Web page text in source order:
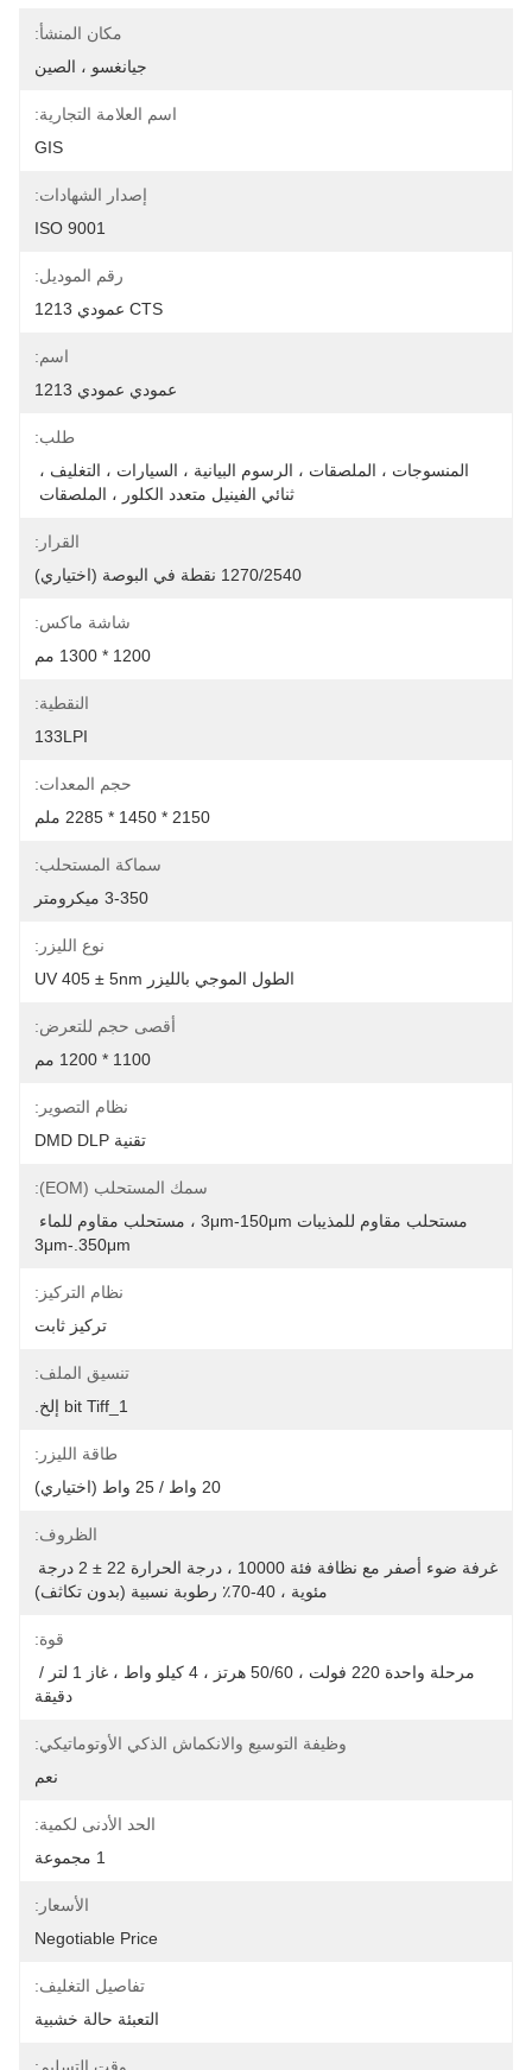
مكان المنشأ:
جيانغسو ، الصين
اسم العلامة التجارية:
GIS
إصدار الشهادات:
ISO 9001
رقم الموديل:
CTS عمودي 1213
اسم:
عمودي عمودي 1213
طلب:
ثنائي الفينيل متعدد الكلور ، الملصقات
القرار:
1270/2540 نقطة في البوصة (اختياري)
شاشة ماكس:
1200 * 1300 مم
النقطية:
133LPI
حجم المعدات:
2150 * 1450 * 2285 ملم
سماكة المستحلب:
3-350 ميكرومتر
نوع الليزر:
الطول الموجي بالليزر UV 405 ± 5nm
أقصى حجم للتعرض:
1100 * 1200 مم
نظام التصوير:
تقنية DMD DLP
سمك المستحلب (EOM):
3μm-.350μm
نظام التركيز:
تركيز ثابت
تنسيق الملف:
1_bit Tiff إلخ.
طاقة الليزر:
20 واط / 25 واط (اختياري)
الظروف:
مئوية ، 40-70٪ رطوبة نسبية (بدون تكاثف)
قوة:
دقيقة
وظيفة التوسيع والانكماش الذكي الأوتوماتيكي:
نعم
الحد الأدنى لكمية:
1 مجموعة
الأسعار:
Negotiable Price
تفاصيل التغليف:
التعبئة حالة خشبية